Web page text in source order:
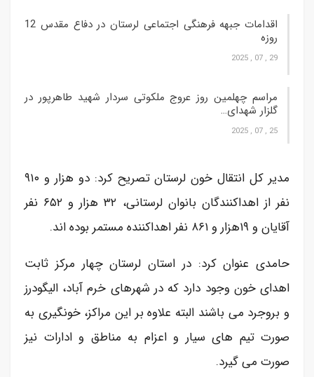
اقدامات جبهه فرهنگی اجتماعی لرستان در دفاع مقدس 12
روزه
29 , 07 , 2025
مراسم چهلمین روز عروج ملکوتی سردار شهید طاهرپور در
گلزار شهدای…
25 , 07 , 2025
مدیر کل انتقال خون لرستان تصریح کرد: دو هزار و ۹۱۰
نفر از اهداکنندگان بانوان لرستانی، ۳۲ هزار و ۶۵۲ نفر
آقایان و ۱۹هزار و ۸۶۱ نفر اهداکننده مستمر بوده اند.
حامدی عنوان کرد: در استان لرستان چهار مرکز ثابت
اهدای خون وجود دارد که در شهرهای خرم آباد، الیگودرز
و بروجرد می باشند البته علاوه بر این مراکز، خونگیری به
صورت تیم های سیار و اعزام به مناطق و ادارات نیز
صورت می گیرد.